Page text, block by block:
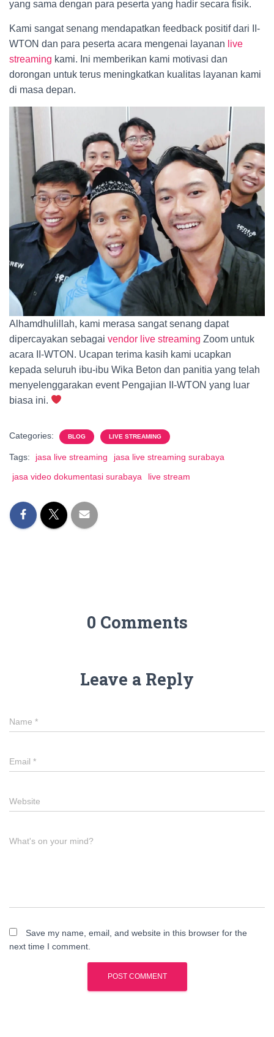
yang sama dengan para peserta yang hadir secara fisik.
Kami sangat senang mendapatkan feedback positif dari II-
WTON dan para peserta acara mengenai layanan live
streaming kami. Ini memberikan kami motivasi dan
dorongan untuk terus meningkatkan kualitas layanan kami
di masa depan.
Alhamdhulillah, kami merasa sangat senang dapat
dipercayakan sebagai vendor live streaming Zoom untuk
acara II-WTON. Ucapan terima kasih kami ucapkan
kepada seluruh ibu-ibu Wika Beton dan panitia yang telah
menyelenggarakan event Pengajian II-WTON yang luar
biasa ini.
Categories: BLOG LIVE STREAMING
Tags: jasa live streaming
jasa live streaming surabaya
jasa video dokumentasi surabaya
live stream
0 Comments
Leave a Reply
Name *
Email *
Website
What's on your mind?
Save my name, email, and website in this browser for the
next time I comment.